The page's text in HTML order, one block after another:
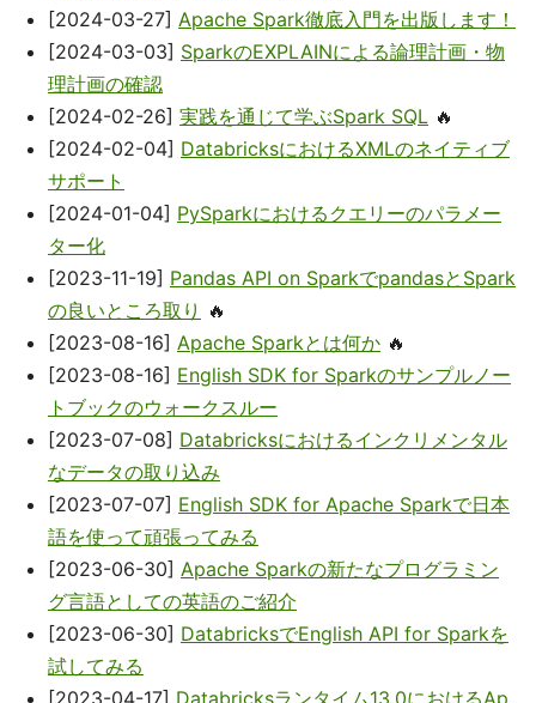
[2024-03-27] Apache Spark徹底入門を出版します！
[2024-03-03] SparkのEXPLAINによる論理計画・物
理計画の確認
[2024-02-26] 実践を通じて学ぶSpark SQL 🔥
[2024-02-04] DatabricksにおけるXMLのネイティブ
サポート
[2024-01-04] PySparkにおけるクエリーのパラメー
ター化
[2023-11-19] Pandas API on SparkでpandasとSpark
の良いところ取り 🔥
[2023-08-16] Apache Sparkとは何か 🔥
[2023-08-16] English SDK for Sparkのサンプルノー
トブックのウォークスルー
[2023-07-08] Databricksにおけるインクリメンタル
なデータの取り込み
[2023-07-07] English SDK for Apache Sparkで日本
語を使って頑張ってみる
[2023-06-30] Apache Sparkの新たなプログラミン
グ言語としての英語のご紹介
[2023-06-30] DatabricksでEnglish API for Sparkを
試してみる
[2023-04-17] Databricksランタイム13.0におけるAp